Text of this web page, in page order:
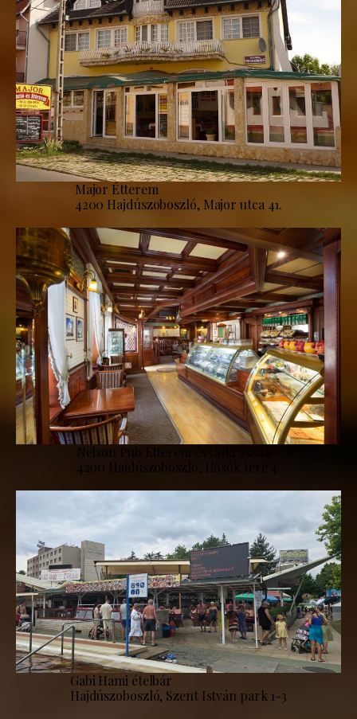
Major Étterem
4200 Hajdúszoboszló, Major utca 41.
Nelson Pub Étterem és Cukrászda
4200 Hajdúszoboszló, Hősök tere 4.
Gabi Hami ételbár
Hajdúszoboszló, Szent István park 1-3